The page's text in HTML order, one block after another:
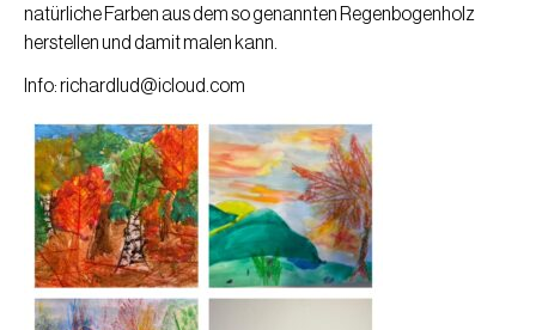
natürliche Farben aus dem so genannten Regenbogenholz
herstellen und damit malen kann.
Info:richardlud@icloud.com